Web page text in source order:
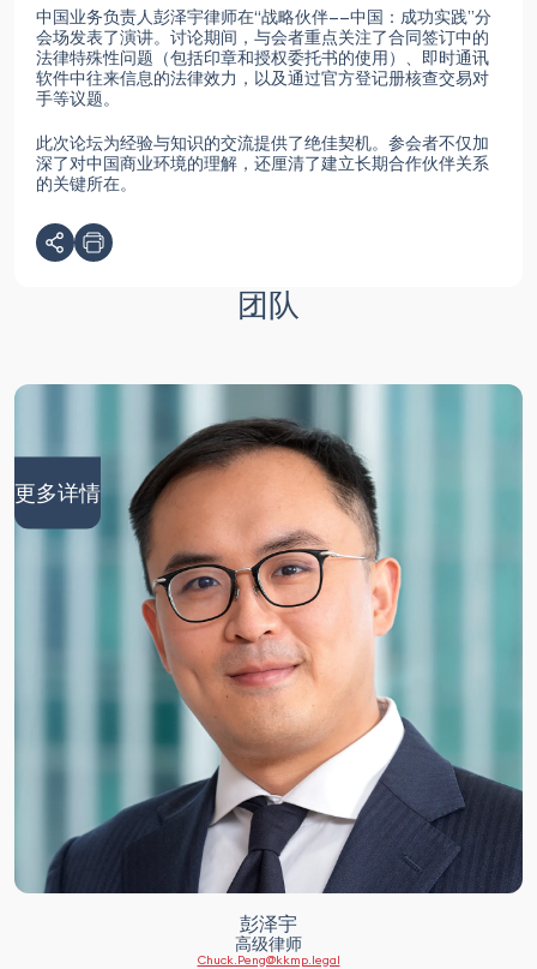
中国业务负责人彭泽宇律师在“战略伙伴——中国：成功实践”分
会场发表了演讲。讨论期间，与会者重点关注了合同签订中的
法律特殊性问题（包括印章和授权委托书的使用）、即时通讯
软件中往来信息的法律效力，以及通过官方登记册核查交易对
手等议题。
此次论坛为经验与知识的交流提供了绝佳契机。参会者不仅加
深了对中国商业环境的理解，还厘清了建立长期合作伙伴关系
的关键所在。
团队
更多详情
彭泽宇
高级律师
Chuck.Peng@kkmp.legal